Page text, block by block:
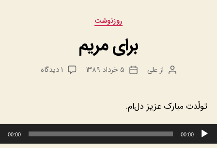
دسته‌ها
روزنوشت
برای مریم
نویسنده
ازعلی
تاریخ
۵ خرداد ۱۳۸۹ ۱ دیدگاه
برای
تولّدت مبارک عزیز دل‌ام.
پخش‌کننده صوت
00:00
00:00